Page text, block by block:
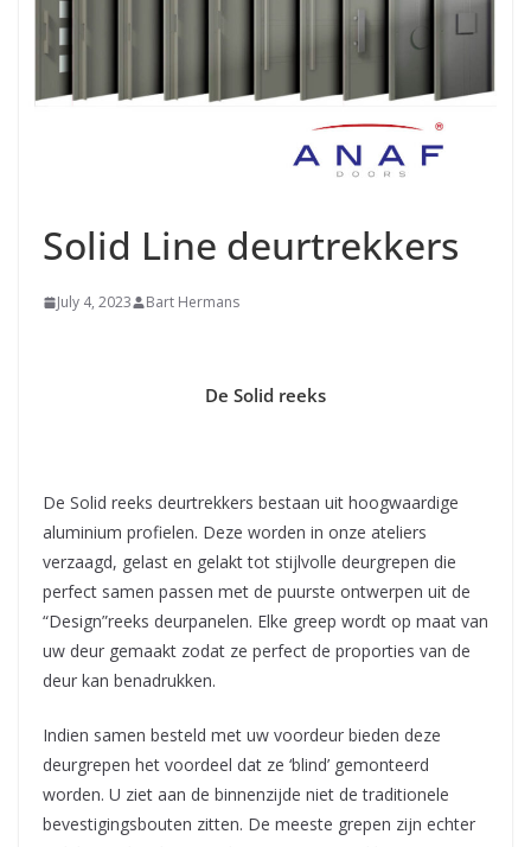
Solid Line deurtrekkers
July 4, 2023 Bart Hermans
De Solid reeks
De Solid reeks deurtrekkers bestaan uit hoogwaardige
aluminium profielen. Deze worden in onze ateliers
verzaagd, gelast en gelakt tot stijlvolle deurgrepen die
perfect samen passen met de puurste ontwerpen uit de
“Design”reeks deurpanelen. Elke greep wordt op maat van
uw deur gemaakt zodat ze perfect de proporties van de
deur kan benadrukken.
Indien samen besteld met uw voordeur bieden deze
deurgrepen het voordeel dat ze ‘blind’ gemonteerd
worden. U ziet aan de binnenzijde niet de traditionele
bevestigingsbouten zitten. De meeste grepen zijn echter